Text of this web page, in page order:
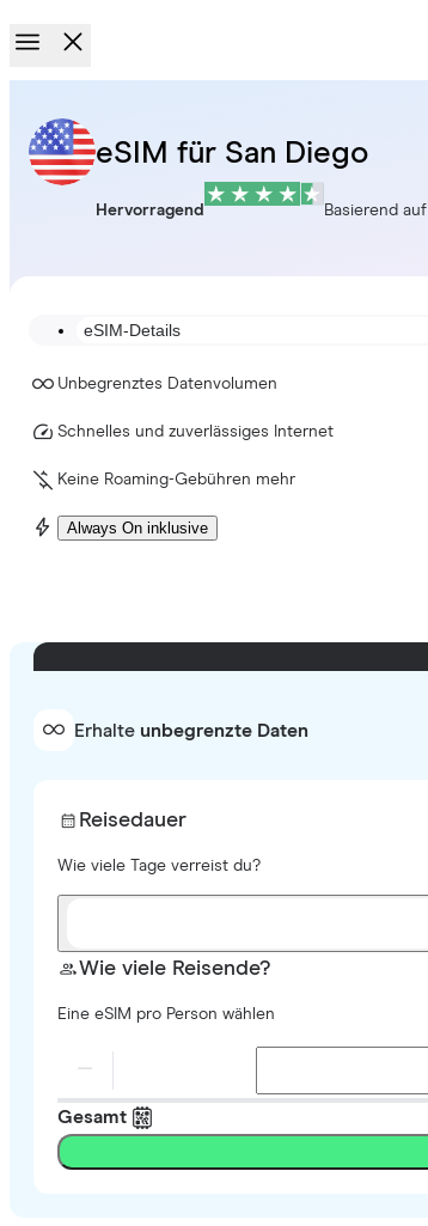
eSIM für San Diego
Hervorragend Basierend auf
eSIM-Details
Unbegrenztes Datenvolumen
Schnelles und zuverlässiges Internet
Keine Roaming-Gebühren mehr
Always On inklusive
Erhalte unbegrenzte Daten
Reisedauer
Wie viele Tage verreist du?
Wie viele Reisende?
Eine eSIM pro Person wählen
Gesamt